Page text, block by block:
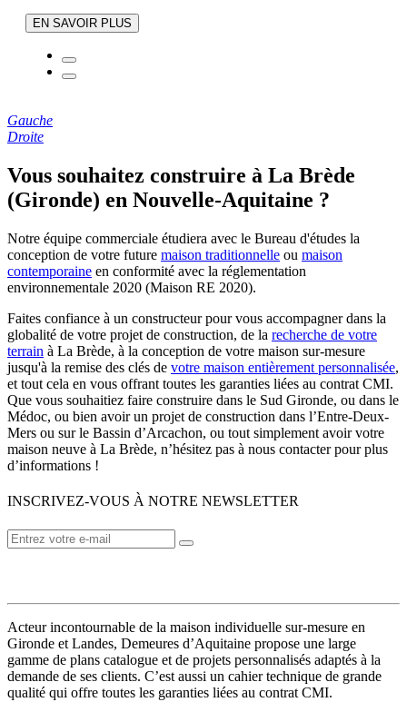
EN SAVOIR PLUS
Gauche
Droite
Vous souhaitez construire à La Brède
(Gironde) en Nouvelle-Aquitaine ?
Notre équipe commerciale étudiera avec le Bureau d'études la
conception de votre future maison traditionnelle ou maison
contemporaine en conformité avec la réglementation
environnementale 2020 (Maison RE 2020).
Faites confiance à un constructeur pour vous accompagner dans la
globalité de votre projet de construction, de la recherche de votre
terrain à La Brède, à la conception de votre maison sur-mesure
jusqu'à la remise des clés de votre maison entièrement personnalisée,
et tout cela en vous offrant toutes les garanties liées au contrat CMI.
Que vous souhaitiez faire construire dans le Sud Gironde, ou dans le
Médoc, ou bien avoir un projet de construction dans l’Entre-Deux-
Mers ou sur le Bassin d’Arcachon, ou tout simplement avoir votre
maison neuve à La Brède, n’hésitez pas à nous contacter pour plus
d’informations !
INSCRIVEZ-VOUS À NOTRE NEWSLETTER
Acteur incontournable de la maison individuelle sur-mesure en
Gironde et Landes, Demeures d’Aquitaine propose une large
gamme de plans catalogue et de projets personnalisés adaptés à la
demande de ses clients. C’est aussi un cahier technique de grande
qualité qui offre toutes les garanties liées au contrat CMI.